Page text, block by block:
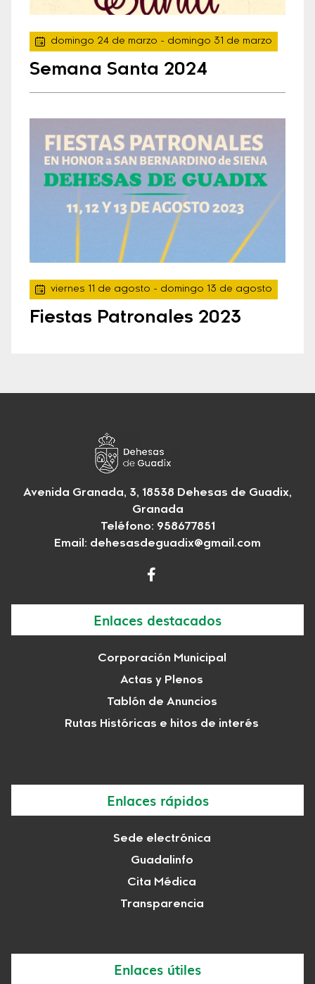
domingo 24 de marzo - domingo 31 de marzo
Semana Santa 2024
viernes 11 de agosto - domingo 13 de agosto
Fiestas Patronales 2023
Avenida Granada, 3, 18538 Dehesas de Guadix,
Granada
Teléfono: 958677851
Email: dehesasdeguadix@gmail.com
Enlaces destacados
Corporación Municipal
Actas y Plenos
Tablón de Anuncios
Rutas Históricas e hitos de interés
Enlaces rápidos
Sede electrónica
Guadalinfo
Cita Médica
Transparencia
Enlaces útiles